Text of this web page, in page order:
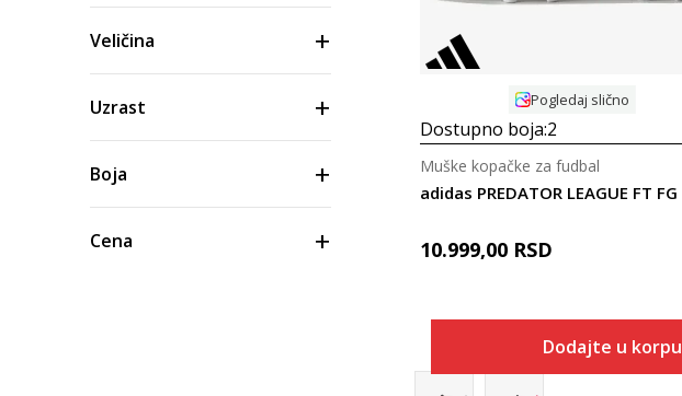
Veličina
Uzrast
Boja
Cena
Pogledaj slično
Dostupno boja:2
adidas PREDATOR LEAGUE FT FG
Muške kopačke za fudbal
10.999,00 RSD
Dodajte u korpu